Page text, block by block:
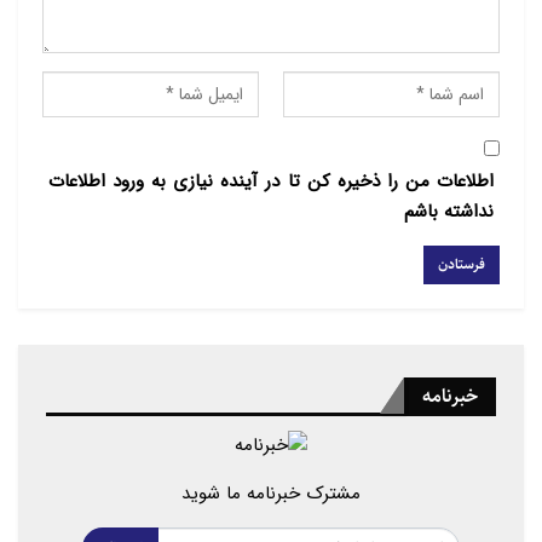
از خداوند متعال، سلامتی و موفقیت آن‌جناب، شکوفایی و
بهروزی پیروان حضرت مسیح (ع) و برقراری صلح و آرامش
در سراسر جهان را مسئلت دارم.
سید ابراهیم رئیسی
رئیس جمهوری اسلامی ایران
اطلاعات من را ذخیره کن تا در آینده نیازی به ورود اطلاعات
نداشته باشم
خبرنامه
مشترک خبرنامه ما شوید